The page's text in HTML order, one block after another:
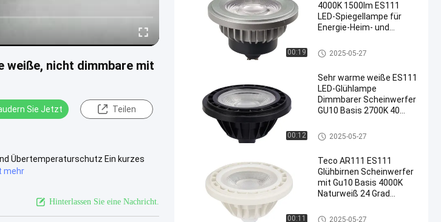
weiße, nicht dimmbare mit
Sie Jetzt Teilen
Übertemperaturschutz Ein kurzes
mehr
Hinterlassen Sie eine Nachricht.
00:19
4000K 1500lm ES111
LED-Spiegellampe für
Energie-Heim- und
ES111 Glühbirnen
2025-05-27
00:12
Sehr warme weiße ES111
LED-Glühlampe
Dimmbarer Scheinwerfer
GU10 Basis 2700K 40
Lebensdauer
ES111 Glühbirnen
2025-05-27
00:11
Teco AR111 ES111
Glühbirnen Scheinwerfer
mit Gu10 Basis 4000K
Naturweiß 24 Grad
ES111 Glühbirnen
2025-05-27